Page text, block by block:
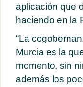
aplicación que
haciendo en la
“La
Murcia es la
momento, sin
además los